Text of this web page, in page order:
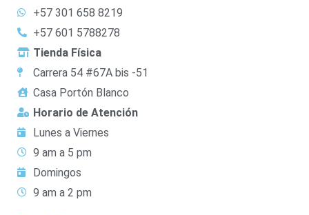
+57 301 658 8219
+57 601 5788278
Tienda Física
Carrera 54 #67A bis -51
Casa Portón Blanco
Horario de Atención
Lunes a Viernes
9 am a 5 pm
Domingos
9 am a 2 pm